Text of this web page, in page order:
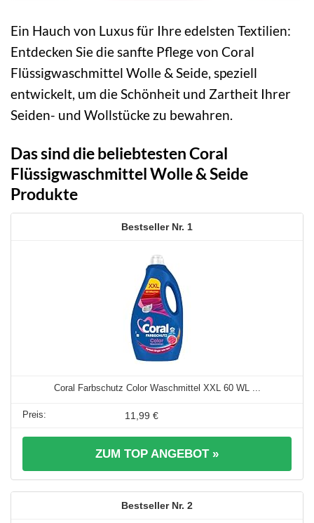
Ein Hauch von Luxus für Ihre edelsten Textilien:
Entdecken Sie die sanfte Pflege von Coral
Flüssigwaschmittel Wolle & Seide, speziell
entwickelt, um die Schönheit und Zartheit Ihrer
Seiden- und Wollstücke zu bewahren.
Das sind die beliebtesten Coral
Flüssigwaschmittel Wolle & Seide
Produkte
1
Coral Farbschutz Color Waschmittel XXL 60 WL ...
11,99 €
ZUM TOP ANGEBOT »
2